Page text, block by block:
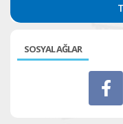
SOSYAL AĞLAR